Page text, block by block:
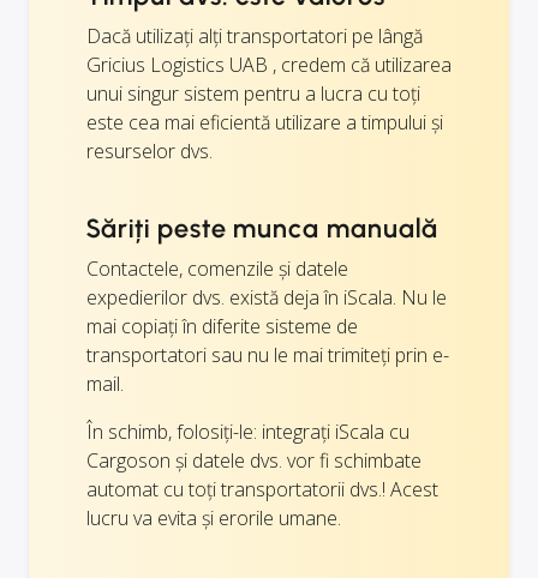
Dacă utilizați alți transportatori pe lângă
Gricius Logistics UAB , credem că utilizarea
unui singur sistem pentru a lucra cu toți
este cea mai eficientă utilizare a timpului și
resurselor dvs.
Săriți peste munca manuală
Contactele, comenzile și datele
expedierilor dvs. există deja în iScala. Nu le
mai copiați în diferite sisteme de
transportatori sau nu le mai trimiteți prin e-
mail.
În schimb, folosiți-le: integrați iScala cu
Cargoson și datele dvs. vor fi schimbate
automat cu toți transportatorii dvs.! Acest
lucru va evita și erorile umane.